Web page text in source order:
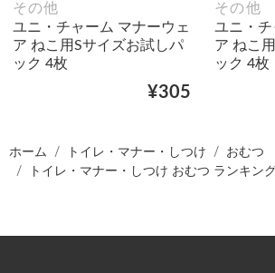
その他
ユニ・チャーム マナーウェ
ア ねこ用Sサイズお試しパ
ック 4枚
¥305
その他
ユニ・チ
ア ねこ
ック 4枚
ホーム トイレ・マナー・しつけ
おむつ
トイレ・マナー・しつけ おむつ ランキング